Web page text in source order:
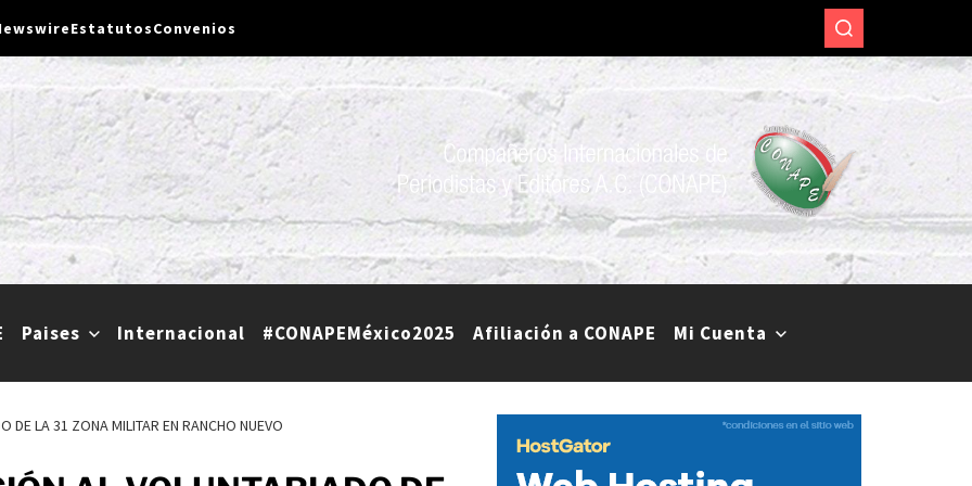
EstatutosConvenios
de Periodistas y Editores A.C.
apolítica, no lucrativa ni religiosa, que agremia a editores y periodistas de diversos medios de comunicación.
Paises Internacional #CONAPEMéxico2025 Afiliación a CONAPE Mi Cuenta
DE LA 31 ZONA MILITAR EN RANCHO NUEVO